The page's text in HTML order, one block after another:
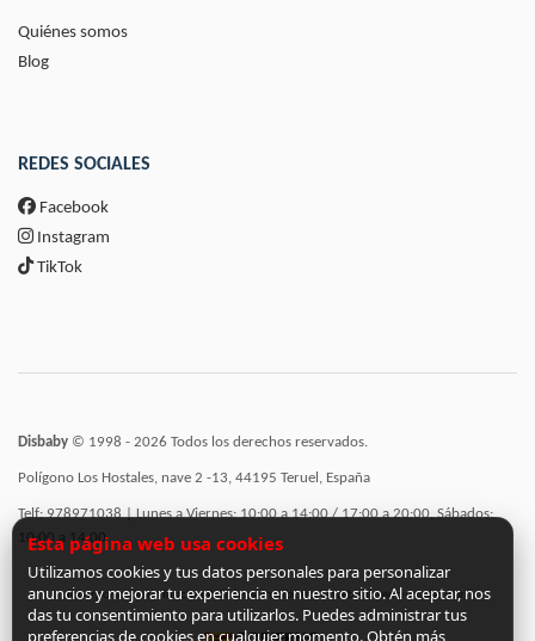
Quiénes somos
Blog
REDES SOCIALES
Facebook
Instagram
TikTok
Disbaby © 1998 - 2026 Todos los derechos reservados.
Polígono Los Hostales, nave 2 -13, 44195 Teruel, España
Telf: 978971038 | Lunes a Viernes: 10:00 a 14:00 / 17:00 a 20:00, Sábados:
10:00 a 14:00
Incorporación de funcionalidades semánticas a la web subvencionadas por:
Esta página web usa cookies
Utilizamos cookies y tus datos personales para personalizar
anuncios y mejorar tu experiencia en nuestro sitio. Al aceptar, nos
das tu consentimiento para utilizarlos. Puedes administrar tus
preferencias de cookies en cualquier momento. Obtén más